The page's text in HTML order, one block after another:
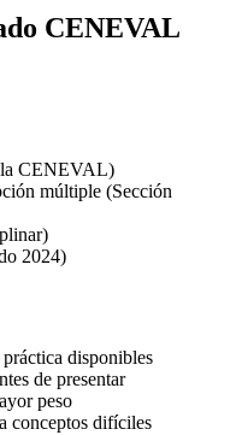
CENEVAL
CENEVAL)
múltiple (Sección
2024)
disponibles
de presentar
peso
conceptos difíciles